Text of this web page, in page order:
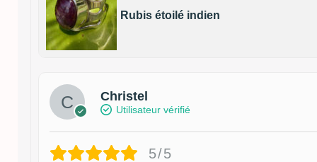
Rubis étoilé indien
Christel
Utilisateur vérifié
5/5